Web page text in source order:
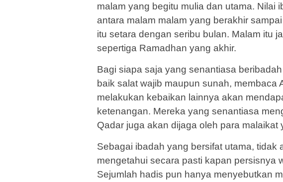
malam yang begitu mulia dan utama. Nilai
antara malam malam yang berakhir
itu setara dengan seribu bulan. Malam itu
sepertiga Ramadhan yang akhir.
Bagi siapa saja yang senantiasa
baik salat wajib maupun sunah, membaca
melakukan kebaikan lainnya akan
ketenangan. Mereka yang senantiasa
Qadar juga akan dijaga oleh para malaikat
Sebagai ibadah yang bersifat utama, tidak
mengetahui secara pasti kapan persisnya
Sejumlah hadis pun hanya menyebutkan